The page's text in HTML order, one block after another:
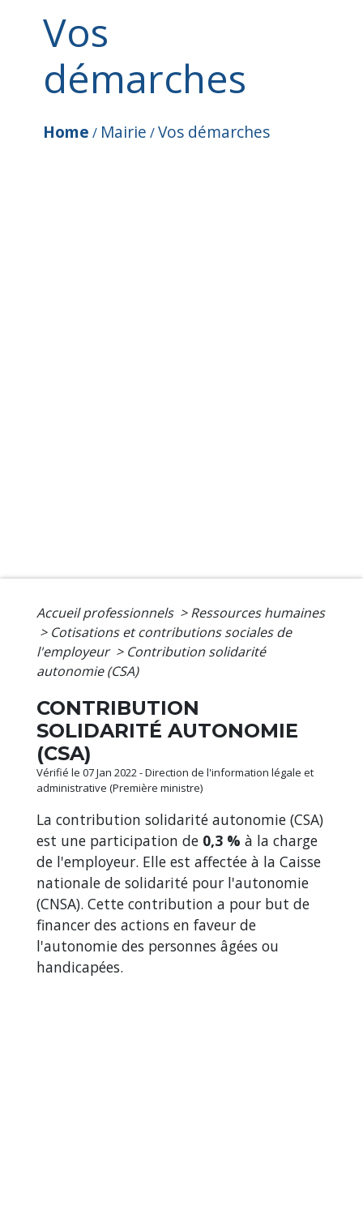
Vos
démarches
Home / Mairie /Vos démarches
Accueil professionnels > Ressources humaines
> Cotisations et contributions sociales de
l'employeur > Contribution solidarité
autonomie (CSA)
CONTRIBUTION
SOLIDARITÉ AUTONOMIE
(CSA)
Vérifié le 07 Jan 2022 - Direction de l'information légale et
administrative (Première ministre)
La contribution solidarité autonomie (CSA)
est une participation de 0,3 % à la charge
de l'employeur. Elle est affectée à la Caisse
nationale de solidarité pour l'autonomie
(CNSA). Cette contribution a pour but de
financer des actions en faveur de
l'autonomie des personnes âgées ou
handicapées.